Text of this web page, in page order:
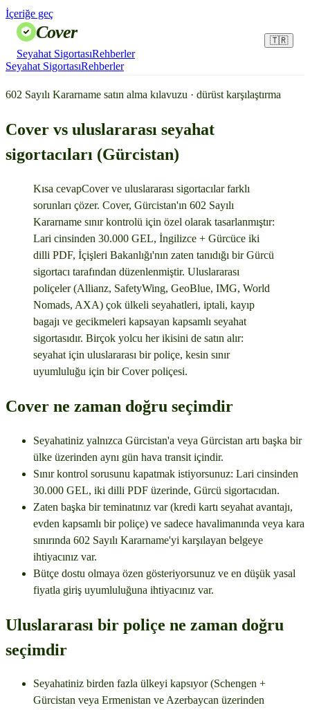
İçeriğe geç
Cover
Seyahat SigortasıRehberler
🇹🇷
Seyahat SigortasıRehberler
602 Sayılı Kararname satın alma kılavuzu · dürüst karşılaştırma
Cover vs uluslararası seyahat
sigortacıları (Gürcistan)
Kısa cevapCover ve uluslararası sigortacılar farklı
sorunları çözer. Cover, Gürcistan'ın 602 Sayılı
Kararname sınır kontrolü için özel olarak tasarlanmıştır:
Lari cinsinden 30.000 GEL, İngilizce + Gürcüce iki
dilli PDF, İçişleri Bakanlığı'nın zaten tanıdığı bir Gürcü
sigortacı tarafından düzenlenmiştir. Uluslararası
poliçeler (Allianz, SafetyWing, GeoBlue, IMG, World
Nomads, AXA) çok ülkeli seyahatleri, iptali, kayıp
bagajı ve gecikmeleri kapsayan kapsamlı seyahat
sigortasıdır. Birçok yolcu her ikisini de satın alır:
seyahat için uluslararası bir poliçe, kesin sınır
uyumluluğu için bir Cover poliçesi.
Cover ne zaman doğru seçimdir
Seyahatiniz yalnızca Gürcistan'a veya Gürcistan artı başka bir
ülke üzerinden aynı gün hava transit içindir.
Sınır kontrol sorusunu kapatmak istiyorsunuz: Lari cinsinden
30.000 GEL, iki dilli PDF üzerinde, Gürcü sigortacıdan.
Zaten başka bir teminatınız var (kredi kartı seyahat avantajı,
evden kapsamlı bir poliçe) ve sadece havalimanında veya kara
sınırında 602 Sayılı Kararname'yi karşılayan belgeye
ihtiyacınız var.
Bütçe dostu olmaya özen gösteriyorsunuz ve en düşük yasal
fiyatla giriş uyumluluğuna ihtiyacınız var.
Uluslararası bir poliçe ne zaman doğru
seçimdir
Seyahatiniz birden fazla ülkeyi kapsıyor (Schengen +
Gürcistan veya Ermenistan ve Azerbaycan üzerinden